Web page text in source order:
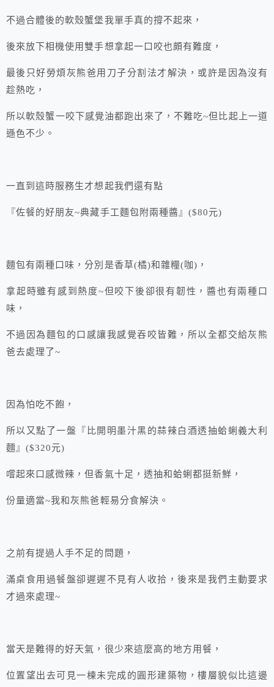
不過合體後的軟殼蟹堡我單手真的撐不起來，
後來放下相機使用雙手想拿起一口咬也頗有難度，
最後只好勞煩灰熊爸用刀子分割法才解決，或許是因為沒有
趁熱吃，
所以軟殼蟹一咬下感覺油都跑出來了，不難吃~但比起上一道
遜色不少。
一直到這時服務生才想起我們還有點
『佐餐的好朋友~典藏手工麵包附兩種醬』($80元)
麵包有兩種口味，分別是香草(橘)和雜糧(咖)，
拿起時雖有感到熱度~但咬下後卻很有韌性，醬也有兩種口
味，
不過因為麵包的口感讓我感覺吞咬皆難，所以全都交給灰熊
爸去處理了~
因為怕吃不飽，
所以又點了一盤『比開明墨汁黑的蒜辣白酒透抽蛤蜊義大利
麵』($320元)
嚐起來口感微辣，但香氣十足，透抽和蛤蜊都挺新鮮，
份量適當~我和灰熊爸輕易分食解決。
之前有提過人手不足的問題，
滿桌食用過餐盤卻遲遲不見有人收拾，後來是我們主動要求
才過來處理~
當天是難得的好天氣，很少來這麼高的地方用餐，
位置望出去可見一棟未完成的圓形建築物，樓層貌似比這邊